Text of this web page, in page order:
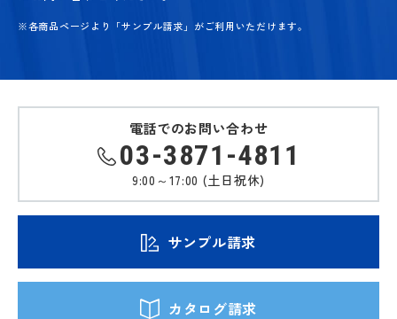
※各商品ページより「サンプル請求」がご利用いただけます。
電話でのお問い合わせ
03-3871-4811
9:00～17:00 (土日祝休)
サンプル請求
カタログ請求